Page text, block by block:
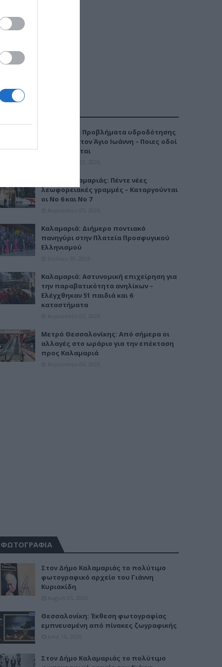
Καλαμαριά: Προβλήματα υδροδότησης
την Τρίτη στον Άγιο Ιωάννη – Ποιες οδοί
επηρεάζονται
Μετρό Καλαμαριάς: Πέντε νέες
λεωφορειακές γραμμές – Καταργούνται
οι Νο 6 και Νο 7
Καλαμαριά: Διήμερο ποντιακό
πανηγύρι στην Πλατεία Προσφυγικού
Ελληνισμού
Καλαμαριά: Αστυνομική επιχείρηση για
την παραβατικότητα ανηλίκων –
Ελέγχθηκαν 51 παιδιά και 6
καταστήματα
Μετρό Θεσσαλονίκης: Από σήμερα οι
αλλαγές στο ωράριο για την επέκταση
προς Καλαμαριά
ΦΩΤΟΓΡΑΦΙΑ
Στον Δήμο Καλαμαριάς το πολύτιμο
φωτογραφικό αρχείο του Γιάννη
Κυριακίδη
Θεσσαλονίκη: Έκθεση φωτογραφίας
εμπνευσμένη από πίνακες ζωγραφικής
Στον Δήμο Καλαμαριάς το πολύτιμο